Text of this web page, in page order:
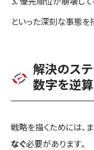
といった深刻な事態を
解決のス
数字を逆
戦略を描くためには、
なぐ必要があります。